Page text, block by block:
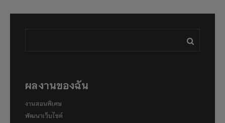
ผลงานของฉัน
งานสอนพิเศษ
พัฒนาเว็บไซต์